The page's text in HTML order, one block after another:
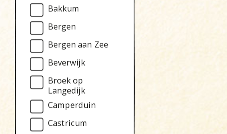
Bakkum
Bergen
Bergen aan Zee
Beverwijk
Broek op
Langedijk
Camperduin
Castricum